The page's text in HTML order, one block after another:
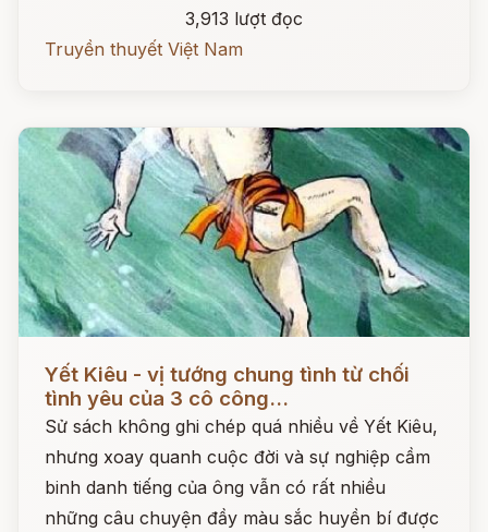
3,913 lượt đọc
Truyền thuyết Việt Nam
Đọc ngay
Yết Kiêu - vị tướng chung tình từ chối
tình yêu của 3 cô công...
Sử sách không ghi chép quá nhiều về Yết Kiêu,
nhưng xoay quanh cuộc đời và sự nghiệp cầm
binh danh tiếng của ông vẫn có rất nhiều
những câu chuyện đầy màu sắc huyền bí được